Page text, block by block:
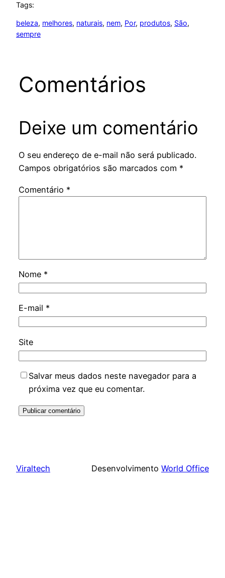
Tags:
beleza, melhores, naturais, nem, Por, produtos, São
sempre
Comentários
Deixe um comentário
O seu endereço de e-mail não será publicado.
Campos obrigatórios são marcados com *
Comentário *
Nome *
E-mail *
Site
Salvar meus dados neste navegador para a
próxima vez que eu comentar.
Viraltech Desenvolvimento World Office